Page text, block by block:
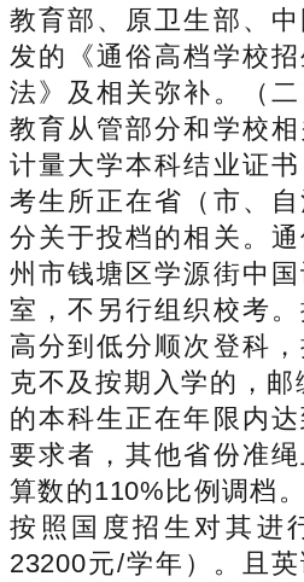
教育部、原卫生部、
发的《通俗高档学校
法》及相关弥补。（
教育从管部分和学校
计量大学本科结业证
考生所正在省（市、
分关于投档的相关。
州市钱塘区学源街中
室，不另行组织校考
高分到低分顺次登科
克不及按期入学的，邮
的本科生正在年限内
要求者，其他省份准
算数的110%比例调档
按照国度招生对其进
23200元/学年）。且